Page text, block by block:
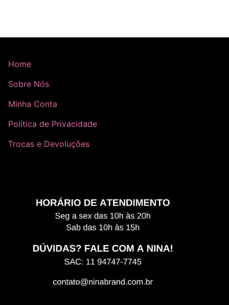
Home
Sobre Nós
Minha Conta
Política de Privacidade
Trocas e Devoluções